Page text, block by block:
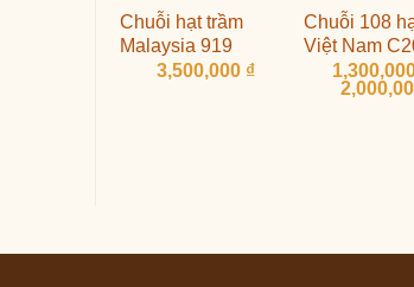
Chuỗi hạt trầm
Malaysia 919
3,500,000 ₫
Chuỗi 108
Việt Nam